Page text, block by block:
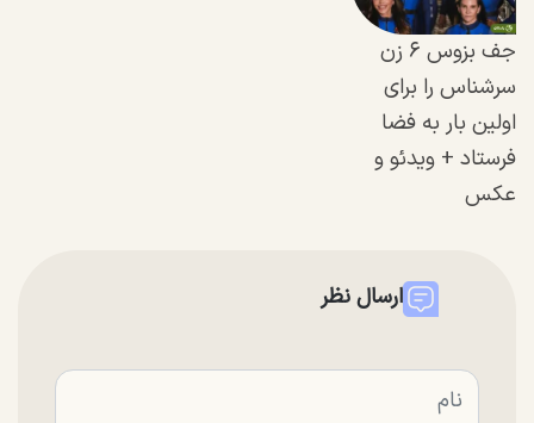
جف بزوس ۶ زن
سرشناس را برای
اولین بار به فضا
فرستاد + ویدئو و
عکس
ارسال نظر